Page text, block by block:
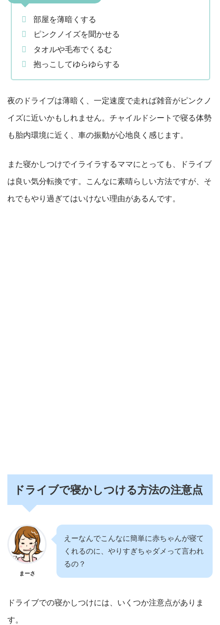
部屋を薄暗くする
ピンクノイズを聞かせる
タオルや毛布でくるむ
抱っこしてゆらゆらする
夜のドライブは薄暗く、一定速度で走れば雑音がピンクノ
イズに近いかもしれません。チャイルドシートで寝る体勢
も胎内環境に近く、車の振動が心地良く感じます。
また寝かしつけでイライラするママにとっても、ドライブ
は良い気分転換です。こんなに素晴らしい方法ですが、そ
れでもやり過ぎてはいけない理由があるんです。
ドライブで寝かしつける方法の注意点
まーさ
えーなんでこんなに簡単に赤ちゃんが寝て
くれるのに、やりすぎちゃダメって言われ
るの？
ドライブでの寝かしつけには、いくつか注意点がありま
す。